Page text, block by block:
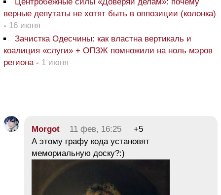
верные депутаты не хотят быть в оппозиции (колонка)
- 16 июня
Зачистка Одесчины: как властна вертикаль и
коалиция «слуги» + ОПЗЖ помножили на ноль мэров
региона - 1 июня
Morgot 11 фев, 16:25
+5
А этому графу кода установят
мемориальную доску?:)